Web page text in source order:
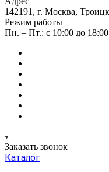
142191, г. Москва,
Режим работы
Пн. – Пт.: с 10:00 до 18:00
Заказать звонок
Каталог